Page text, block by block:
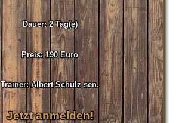
Dauer: 2 Tag(e)
Preis: 190 Euro
Trainer: Albert Schulz sen.
Jetzt anmelden!